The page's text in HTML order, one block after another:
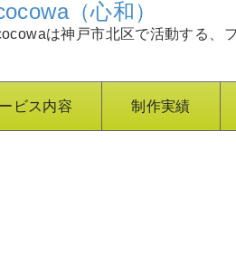
（心和）
は神戸市北区で活動する、
ビス内容 制作実績